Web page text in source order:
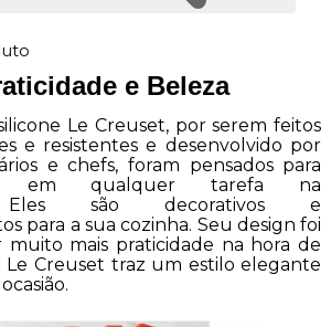
e Beleza
Le Creuset, por serem feitos
e resistentes e desenvolvido por
e chefs, foram pensados para
em qualquer tarefa na
são decorativos e
para a sua cozinha. Seu design foi
muito mais praticidade na hora de
Le Creuset traz um estilo elegante